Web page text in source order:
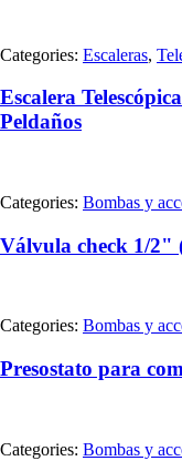
Categories: Escaleras,
Escalera
Peldaños
Categories: Bombas y
Válvula check 1/2"
Categories: Bombas y
Presostato para
Categories: Bombas y